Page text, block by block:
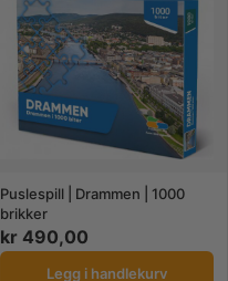
Puslespill | Drammen | 1000
brikker
kr 490,00
Legg i handlekurv